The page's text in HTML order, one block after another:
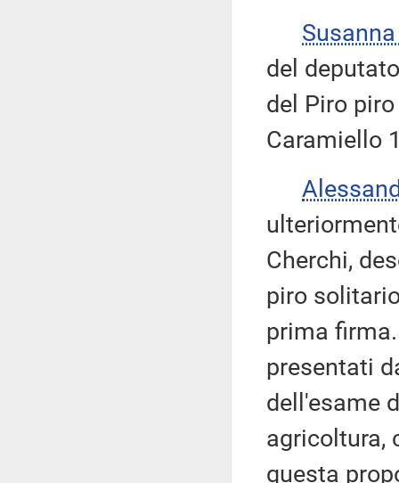
del
del Piro
Caramiello
Cherchi,
piro
prima
presentati
dell'esame
agricoltura,
questa